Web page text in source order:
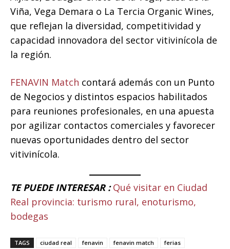
Viña, Vega Demara o La Tercia Organic Wines,
que reflejan la diversidad, competitividad y
capacidad innovadora del sector vitivinícola de
la región.
FENAVIN Match contará además con un Punto
de Negocios y distintos espacios habilitados
para reuniones profesionales, en una apuesta
por agilizar contactos comerciales y favorecer
nuevas oportunidades dentro del sector
vitivinícola.
TE PUEDE INTERESAR :Qué visitar en Ciudad
Real provincia: turismo rural, enoturismo,
bodegas
TAGS ciudad real fenavin fenavin match ferias